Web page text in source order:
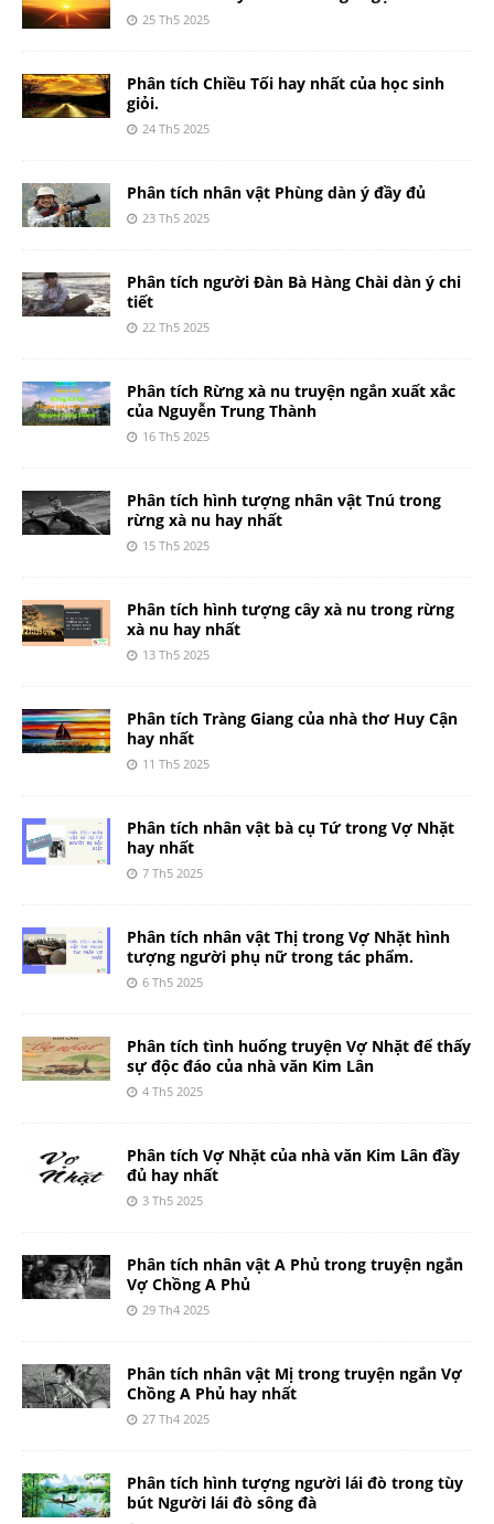
25 Th5 2025
Phân tích Chiều Tối hay nhất của học sinh
giỏi.
24 Th5 2025
Phân tích nhân vật Phùng dàn ý đầy đủ
23 Th5 2025
Phân tích người Đàn Bà Hàng Chài dàn ý chi
tiết
22 Th5 2025
Phân tích Rừng xà nu truyện ngắn xuất xắc
của Nguyễn Trung Thành
16 Th5 2025
Phân tích hình tượng nhân vật Tnú trong
rừng xà nu hay nhất
15 Th5 2025
Phân tích hình tượng cây xà nu trong rừng
xà nu hay nhất
13 Th5 2025
Phân tích Tràng Giang của nhà thơ Huy Cận
hay nhất
11 Th5 2025
Phân tích nhân vật bà cụ Tứ trong Vợ Nhặt
hay nhất
7 Th5 2025
Phân tích nhân vật Thị trong Vợ Nhặt hình
tượng người phụ nữ trong tác phẩm.
6 Th5 2025
Phân tích tình huống truyện Vợ Nhặt để thấy
sự độc đáo của nhà văn Kim Lân
4 Th5 2025
Phân tích Vợ Nhặt của nhà văn Kim Lân đầy
đủ hay nhất
3 Th5 2025
Phân tích nhân vật A Phủ trong truyện ngắn
Vợ Chồng A Phủ
29 Th4 2025
Phân tích nhân vật Mị trong truyện ngắn Vợ
Chồng A Phủ hay nhất
27 Th4 2025
Phân tích hình tượng người lái đò trong tùy
bút Người lái đò sông đà